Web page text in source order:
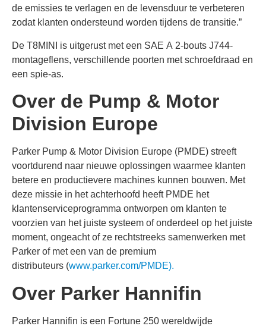
de emissies te verlagen en de levensduur te verbeteren
zodat klanten ondersteund worden tijdens de transitie.”
De T8MINI is uitgerust met een SAE A 2-bouts J744-
montageflens, verschillende poorten met schroefdraad en
een spie-as.
Over de Pump & Motor
Division Europe
Parker Pump & Motor Division Europe (PMDE) streeft
voortdurend naar nieuwe oplossingen waarmee klanten
betere en productievere machines kunnen bouwen. Met
deze missie in het achterhoofd heeft PMDE het
klantenserviceprogramma ontworpen om klanten te
voorzien van het juiste systeem of onderdeel op het juiste
moment, ongeacht of ze rechtstreeks samenwerken met
Parker of met een van de premium
distributeurs (www.parker.com/PMDE).
Over Parker Hannifin
Parker Hannifin is een Fortune 250 wereldwijde